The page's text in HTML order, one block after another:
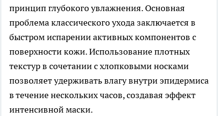
принцип глубокого увлажнения. Основная
проблема классического ухода заключается в
быстром испарении активных компонентов с
поверхности кожи. Использование плотных
текстур в сочетании с хлопковыми носками
позволяет удерживать влагу внутри эпидермиса
в течение нескольких часов, создавая эффект
интенсивной маски.